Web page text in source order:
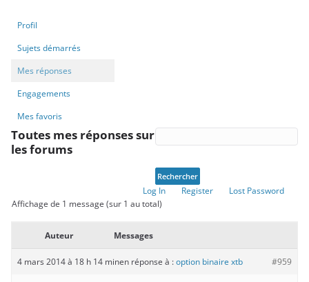
Profil
Sujets démarrés
Mes réponses
Engagements
Mes favoris
Toutes mes réponses sur
les forums
Log In Register
Lost Password
Affichage de 1 message (sur 1 au total)
Auteur Messages
4 mars 2014 à 18 h 14 minen réponse à :option binaire xtb #959